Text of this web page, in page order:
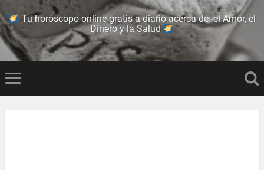
Tu horóscopo online gratis a diario acerca de: el Amor, el
Dinero y la Salud